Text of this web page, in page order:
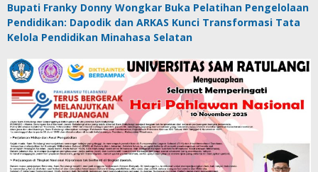
Bupati Franky Donny Wongkar Buka Pelatihan Pengelolaan
Pendidikan: Dapodik dan ARKAS Kunci Transformasi Tata
Kelola Pendidikan Minahasa Selatan